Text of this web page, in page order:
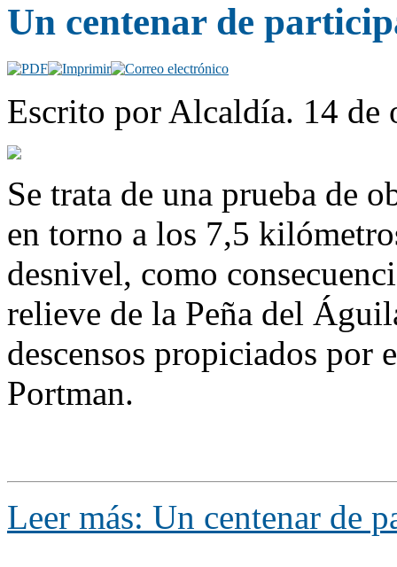
Un centenar de
Escrito por Alcaldía. 14 de
Se trata de una prueba de
en torno a los 7,5
desnivel, como
relieve de la Peña del
descensos propiciados por
Portman.
Leer más: Un centenar de